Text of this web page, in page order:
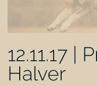
12.11.17 |
Halver